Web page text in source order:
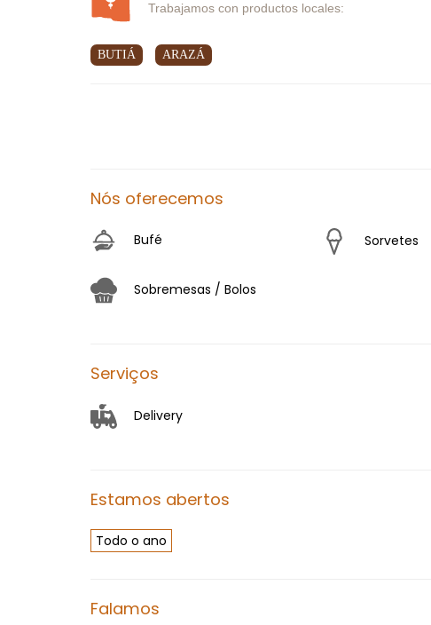
Trabajamos con productos locales:
BUTIÁ ARAZÁ
Nós oferecemos
Bufé Sorvetes
Sobremesas / Bolos
Serviços
Delivery
Estamos abertos
Todo o ano
Falamos